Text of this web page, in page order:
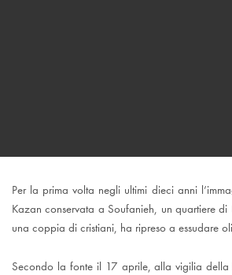
Per la prima volta negli ultimi dieci anni
Kazan conservata a Soufanieh, un quartiere
una coppia di cristiani, ha ripreso a essudare
Secondo la fonte il 17 aprile, alla vigilia della